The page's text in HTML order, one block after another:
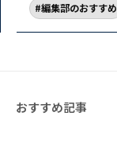
編集部のおすすめ